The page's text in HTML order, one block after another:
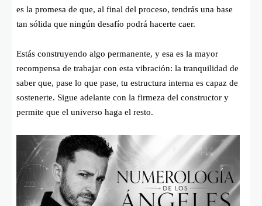
es la promesa de que, al final del proceso, tendrás una base
tan sólida que ningún desafío podrá hacerte caer.
Estás construyendo algo permanente, y esa es la mayor
recompensa de trabajar con esta vibración: la tranquilidad de
saber que, pase lo que pase, tu estructura interna es capaz de
sostenerte. Sigue adelante con la firmeza del constructor y
permite que el universo haga el resto.